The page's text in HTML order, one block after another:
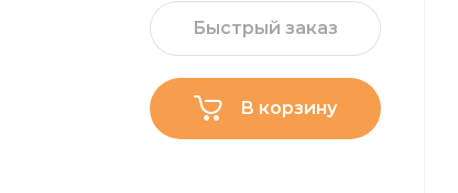
В корзину
Быстрый заказ